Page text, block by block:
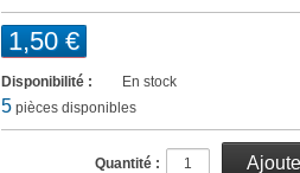
1,50 €
Disponibilité : En stock
5 pièces disponibles
Quantité :